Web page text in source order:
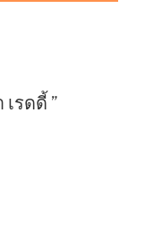
รดดี้ ”